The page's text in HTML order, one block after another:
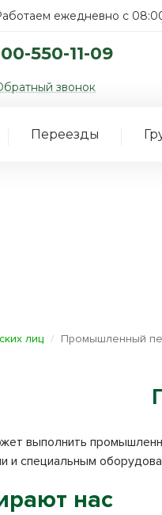
ежедневно с
550-11-09
звонок
Переезды
лиц Промышленный
выполнить
и специальным
нас